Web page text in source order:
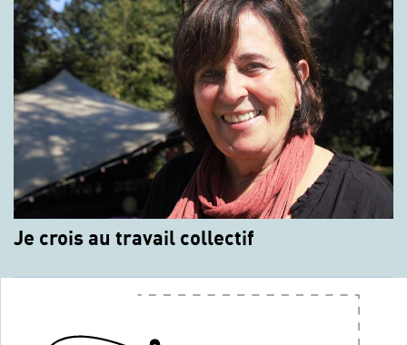
Je crois au travail collectif